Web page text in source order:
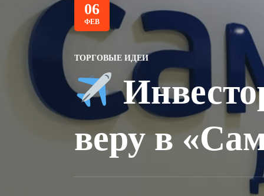
06
ФЕВ
ТОРГОВЫЕ ИДЕИ
веру в